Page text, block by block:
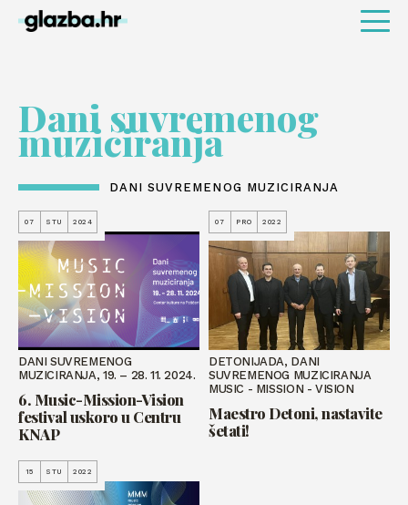
Dani suvremenog
muziciranja
DANI SUVREMENOG MUZICIRANJA
07 STU 2024
DANI SUVREMENOG
MUZICIRANJA, 19. – 28. 11. 2024.
6. Music-Mission-Vision
festival uskoro u Centru
KNAP
07 PRO 2022
DETONIJADA, DANI
SUVREMENOG MUZICIRANJA
MUSIC - MISSION - VISION
Maestro Detoni, nastavite
šetati!
15 STU 2022